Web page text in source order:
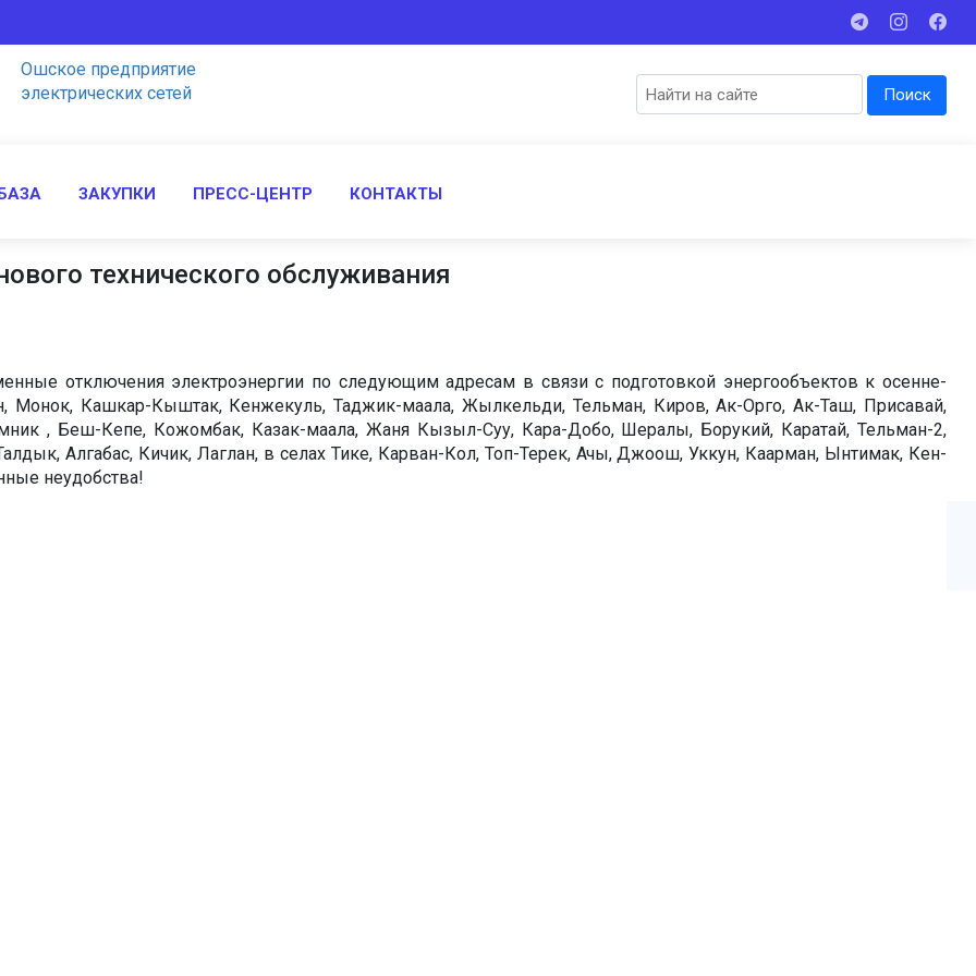
Ошское предприятие
электрических сетей
Поиск
ЗАКУПКИ ПРЕСС-ЦЕНТР КОНТАКТЫ
технического обслуживания
отключения электроэнергии по следующим адресам в связи с подготовкой энергообъектов к осенне-
Монок, Кашкар-Кыштак, Кенжекуль, Таджик-маала, Жылкельди, Тельман, Киров, Ак-Орго, Ак-Таш, Присавай,
, Беш-Кепе, Кожомбак, Казак-маала, Жаня Кызыл-Суу, Кара-Добо, Шералы, Борукий, Каратай, Тельман-2,
Алгабас, Кичик, Лаглан, в селах Тике, Карван-Кол, Топ-Терек, Ачы, Джоош, Уккун, Каарман, Ынтимак, Кен-
неудобства!